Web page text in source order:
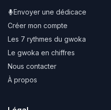
Envoyer une dédicace
Créer mon compte
Les 7 rythmes du gwoka
Le gwoka en chiffres
Nous contacter
À propos